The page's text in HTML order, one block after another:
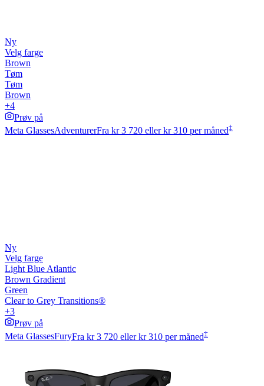
Ny
Velg farge
Brown
Tøm
Tøm
Brown
+4
Prøv på
Meta GlassesAdventurerFra kr 3 720 eller kr 310 per måned‡
Ny
Velg farge
Light Blue Atlantic
Brown Gradient
Green
Clear to Grey Transitions®
+3
Prøv på
Meta GlassesFuryFra kr 3 720 eller kr 310 per måned‡